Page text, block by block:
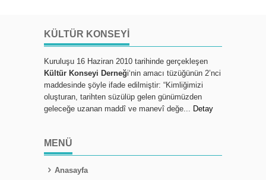
KÜLTÜR KONSEYI
Kuruluşu 16 Haziran 2010 tarihinde gerçekleşen
Kültür Konseyi Derneği‘nin amacı tüzüğünün 2’nci
maddesinde şöyle ifade edilmiştir: “Kimliğimizi
oluşturan, tarihten süzülüp gelen günümüzden
geleceğe uzanan maddî ve manevî değe... Detay
MENÜ
Anasayfa